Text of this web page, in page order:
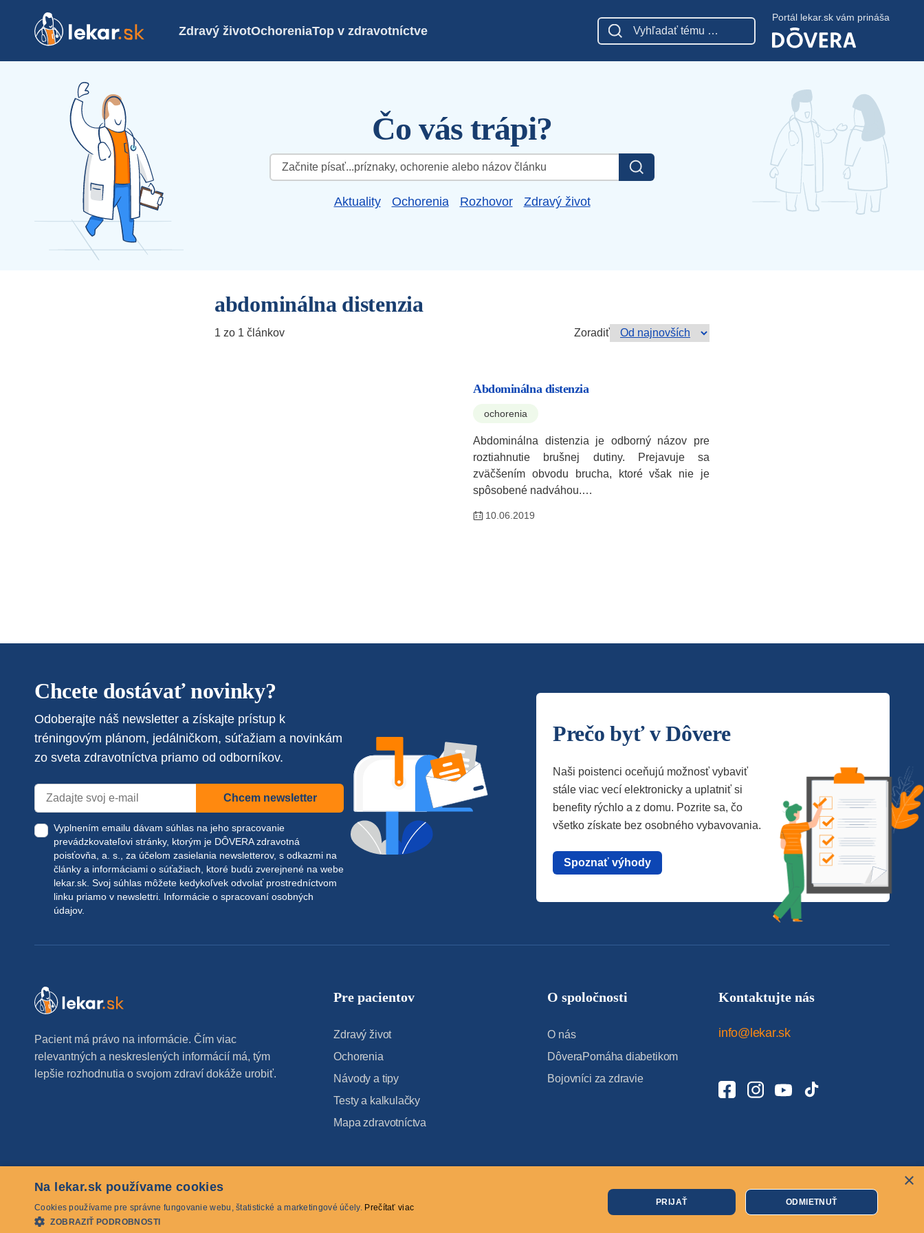
Zdravý životOchoreniaTop v zdravotníctve
Portál lekar.sk vám prináša
Čo vás trápi?
Hľadať:
Aktuality Ochorenia Rozhovor Zdravý život
abdominálna distenzia
1 zo 1 článkov Zoradiť
Abdominálna distenzia
ochorenia
Abdominálna distenzia je odborný názov pre
roztiahnutie brušnej dutiny. Prejavuje sa
zväčšením obvodu brucha, ktoré však nie je
spôsobené nadváhou.…
10.06.2019
Chcete dostávať novinky?
Odoberajte náš newsletter a získajte prístup k
tréningovým plánom, jedálničkom, súťažiam a novinkám
zo sveta zdravotníctva priamo od odborníkov.
Chcem newsletter
Vyplnením emailu dávam súhlas na jeho spracovanie
prevádzkovateľovi stránky, ktorým je DÔVERA zdravotná
poisťovňa, a. s., za účelom zasielania newsletterov, s odkazmi na
články a informáciami o súťažiach, ktoré budú zverejnené na webe
lekar.sk . Svoj súhlas môžete kedykoľvek odvolať prostredníctvom
linku priamo v newslettri. Informácie o spracovaní osobných
údajov.
Prečo byť v Dôvere
Naši poistenci oceňujú možnosť vybaviť
stále viac vecí elektronicky a uplatniť si
benefity rýchlo a z domu. Pozrite sa, čo
všetko získate bez osobného vybavovania.
Spoznať výhody
Pacient má právo na informácie. Čím viac
relevantných a neskreslených informácií má, tým
lepšie rozhodnutia o svojom zdraví dokáže urobiť.
Pre pacientov
Zdravý život
Ochorenia
Návody a tipy
Testy a kalkulačky
Mapa zdravotníctva
O spoločnosti
O nás
DôveraPomáha diabetikom
Bojovníci za zdravie
Kontaktujte nás
info@lekar.sk
© 2026 lekar.sk Všetky práva vyhradené Cookies
×
Na lekar.sk používame cookies
Cookies používame pre správne fungovanie webu, štatistické a marketingové účely. Prečítať viac
ZOBRAZIŤ PODROBNOSTI
PRIJAŤ ODMIETNUŤ